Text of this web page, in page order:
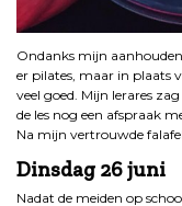
Ondanks mijn
er pilates, maar in plaats
veel goed. Mijn lerares
de les nog een afspraak
Na mijn vertrouwde
Dinsdag 26 juni
Nadat de meiden op